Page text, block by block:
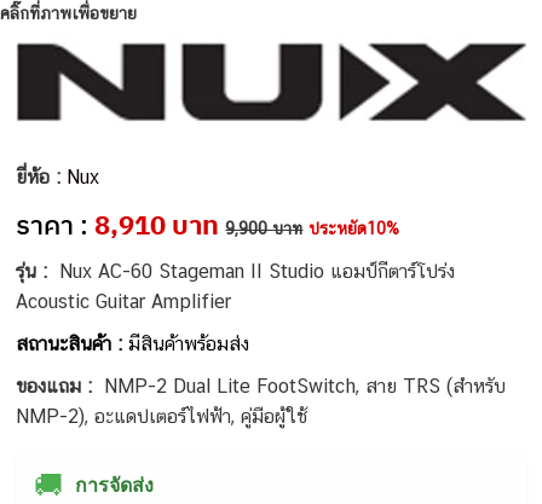
คลิ๊กที่ภาพเพื่อขยาย
ยี่ห้อ : Nux
ราคา : 8,910 บาท 9,900 บาท ประหยัด10%
รุ่น :
Nux AC-60 Stageman II Studio แอมป์กีตาร์โปร่ง
Acoustic Guitar Amplifier
สถานะสินค้า :มีสินค้าพร้อมส่ง
ของแถม :
NMP-2 Dual Lite FootSwitch, สาย TRS (สำหรับ
NMP-2), อะแดปเตอร์ไฟฟ้า, คู่มือผู้ใช้
🚚 การจัดส่ง